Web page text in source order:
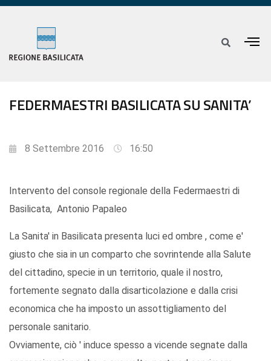
FEDERMAESTRI BASILICATA SU SANITA’
8 Settembre 2016 16:50
Intervento del console regionale della Federmaestri di
Basilicata, Antonio Papaleo
La Sanita' in Basilicata presenta luci ed ombre , come e'
giusto che sia in un comparto che sovrintende alla Salute
del cittadino, specie in un territorio, quale il nostro,
fortemente segnato dalla disarticolazione e dalla crisi
economica che ha imposto un assottigliamento del
personale sanitario.
Ovviamente, ciò ' induce spesso a vicende segnate dalla